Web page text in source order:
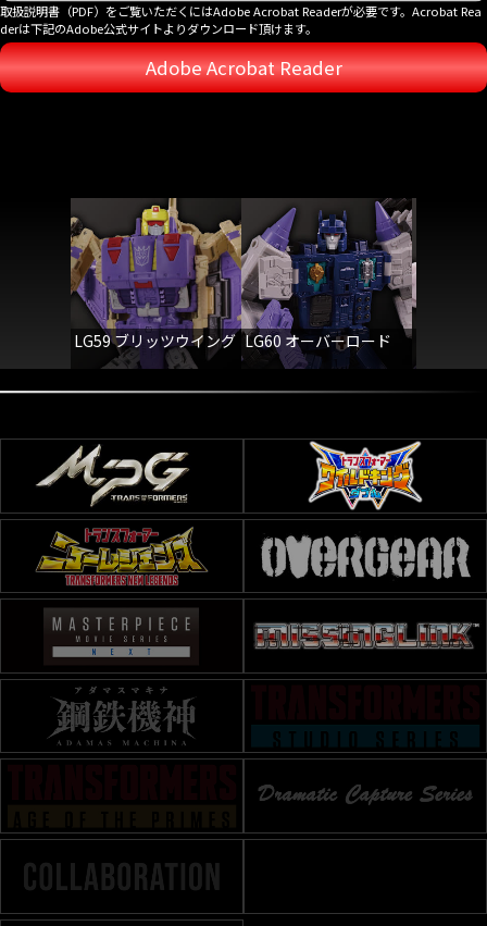
取扱説明書（PDF）をご覧いただくにはAdobe Acrobat Readerが必要です。Acrobat Rea
derは下記のAdobe公式サイトよりダウンロード頂けます。
Adobe Acrobat Reader
LG59 ブリッツウイング LG60 オーバーロード